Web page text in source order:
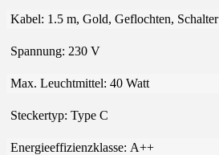
Kabel: 1.5 m, Gold, Geflochten, Schalter
Spannung: 230 V
Max. Leuchtmittel: 40 Watt
Steckertyp: Type C
Energieeffizienzklasse: A++